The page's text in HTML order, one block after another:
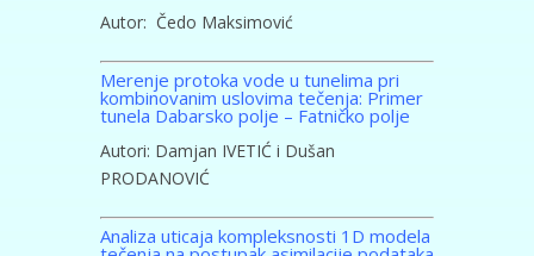
Autor: Čedo Maksimović
Merenje protoka vode u tunelima pri
kombinovanim uslovima tečenja: Primer
tunela Dabarsko polje – Fatničko polje
Autori: Damjan IVETIĆ i Dušan
PRODANOVIĆ
Analiza uticaja kompleksnosti 1D modela